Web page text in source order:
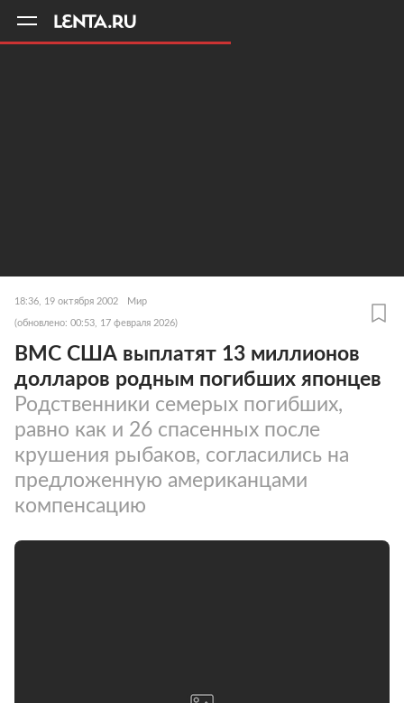
18:36, 19 октября 2002 Мир
(обновлено: 00:53, 17 февраля 2026)
ВМС США выплатят 13 миллионов
долларов родным погибших японцев
Родственники семерых погибших,
равно как и 26 спасенных после
крушения рыбаков, согласились на
предложенную американцами
компенсацию